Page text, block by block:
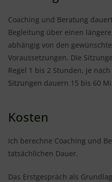
Coaching und Beratung
Begleitung über einen
abhängig von den
Voraussetzungen. Die
Regel 1 bis 2 Stunden, je
Sitzungen dauern 15 bis 60
Kosten
Ich berechne Coaching und
tatsächlichen Dauer.
Das Erstgespräch als